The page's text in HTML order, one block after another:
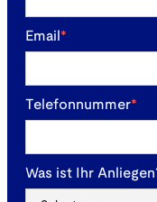
Email *
Telefonnummer*
Was ist Ihr